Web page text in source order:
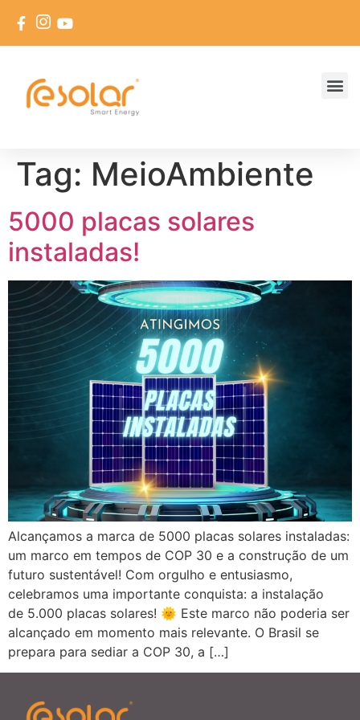
Tag: MeioAmbiente
5000 placas solares
instaladas!
Alcançamos a marca de 5000 placas solares instaladas:
um marco em tempos de COP 30 e a construção de um
futuro sustentável! Com orgulho e entusiasmo,
celebramos uma importante conquista: a instalação
de 5.000 placas solares! 🌞 Este marco não poderia ser
alcançado em momento mais relevante. O Brasil se
prepara para sediar a COP 30, a […]